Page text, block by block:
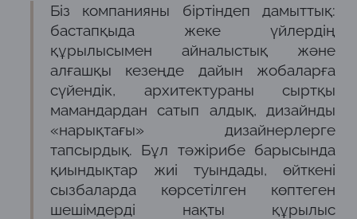
Біз компанияны біртіндеп дамыттық:
бастапқыда жеке үйлердің
құрылысымен айналыстық және
алғашқы кезеңде дайын жобаларға
сүйендік, архитектураны сыртқы
мамандардан сатып алдық, дизайнды
«нарықтағы» дизайнерлерге
тапсырдық. Бұл тәжірибе барысында
қиындықтар жиі туындады, өйткені
сызбаларда көрсетілген көптеген
шешімдерді нақты құрылыс